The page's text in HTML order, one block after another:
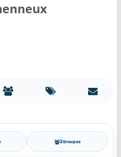
2Groupes